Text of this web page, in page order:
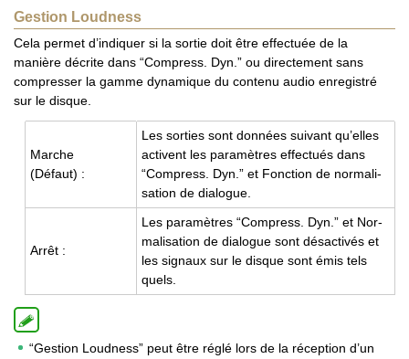
Gestion Loudness
Cela permet d’indiquer si la sortie doit être effectuée de la
manière décrite dans “Compress. Dyn.” ou directement sans
compresser la gamme dynamique du contenu audio enregistré
sur le disque.
Marche
(Défaut) :
Les sor­ties sont don­nées sui­vant qu’elles
activent les para­mètres effec­tués dans
“Com­press. Dyn.” et Fonc­tion de nor­ma­li­
sa­tion de dia­logue.
Arrêt :
Les para­mètres “Com­press. Dyn.” et Nor­
ma­li­sa­tion de dia­logue sont désac­ti­vés et
les signaux sur le disque sont émis tels
quels.
“Gestion Loudness” peut être réglé lors de la réception d’un